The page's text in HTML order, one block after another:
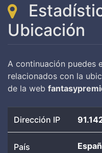
Ubicación
A continuación puedes
relacionados con la
de la web
Dirección IP
País